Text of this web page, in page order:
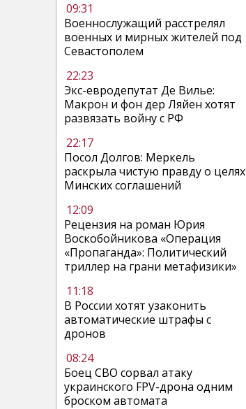
09:31
Военнослужащий расстрелял
военных и мирных жителей под
Севастополем
22:23
Экс-евродепутат Де Вилье:
Макрон и фон дер Ляйен хотят
развязать войну с РФ
22:17
Посол Долгов: Меркель
раскрыла чистую правду о целях
Минских соглашений
12:09
Рецензия на роман Юрия
Воскобойникова «Операция
«Пропаганда»: Политический
триллер на грани метафизики»
11:18
В России хотят узаконить
автоматические штрафы с
дронов
08:24
Боец СВО сорвал атаку
украинского FPV-дрона одним
броском автомата